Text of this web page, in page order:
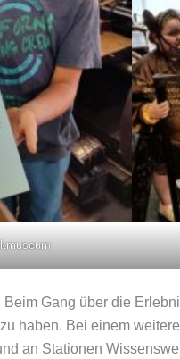
Gang über die
haben. Bei einem
an Stationen